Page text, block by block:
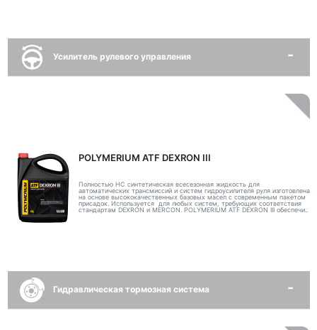
Усилитель рулевого управления
POLYMERIUM ATF DEXRON III
Полностью НС синтетическая всесезонная жидкость для
автоматических трансмиссий и систем гидроусилителя руля изготовлена
на основе высококачественных базовых масел с современным пакетом
присадок. Используется для любых систем, требующих соответствия
стандартам DEXRON и MERCON. POLYMERIUM ATF DEXRON III обеспечи..
Гидравлическая тормозная система